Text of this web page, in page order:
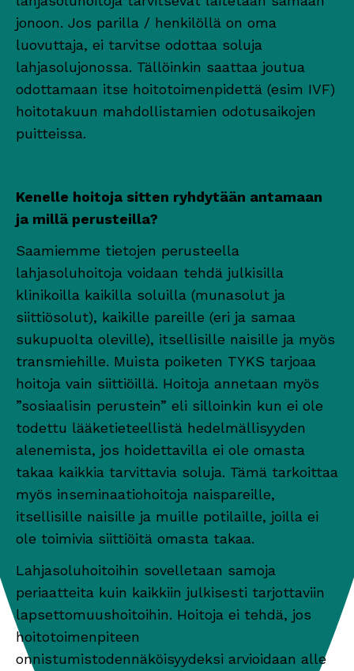
jonoon. Jos parilla / henkilöllä on oma
luovuttaja, ei tarvitse odottaa soluja
lahjasolujonossa. Tällöinkin saattaa joutua
odottamaan itse hoitotoimenpidettä (esim IVF)
hoitotakuun mahdollistamien odotusaikojen
puitteissa.
Kenelle hoitoja sitten ryhdytään antamaan
ja millä perusteilla?
Saamiemme tietojen perusteella
lahjasoluhoitoja voidaan tehdä julkisilla
klinikoilla kaikilla soluilla (munasolut ja
siittiösolut), kaikille pareille (eri ja samaa
sukupuolta oleville), itsellisille naisille ja myös
transmiehille. Muista poiketen TYKS tarjoaa
hoitoja vain siittiöillä. Hoitoja annetaan myös
”sosiaalisin perustein” eli silloinkin kun ei ole
todettu lääketieteellistä hedelmällisyyden
alenemista, jos hoidettavilla ei ole omasta
takaa kaikkia tarvittavia soluja. Tämä tarkoittaa
myös inseminaatiohoitoja naispareille,
itsellisille naisille ja muille potilaille, joilla ei
ole toimivia siittiöitä omasta takaa.
Lahjasoluhoitoihin sovelletaan samoja
periaatteita kuin kaikkiin julkisesti tarjottaviin
lapsettomuushoitoihin. Hoitoja ei tehdä, jos
hoitotoimenpiteen
onnistumistodennäköisyydeksi arvioidaan alle